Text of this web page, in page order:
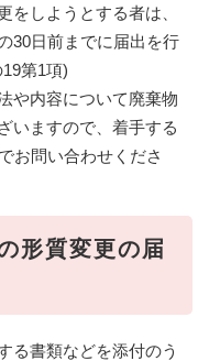
をしようとする者は、
30日前までに届出を行
第1項)
や内容について廃棄物
いますので、着手する
お問い合わせくださ
形質変更の届
る書類などを添付のう